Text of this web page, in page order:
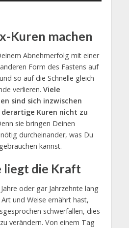
Kuren machen
Abnehmerfolg mit einer
Form des Fastens auf
so auf die Schnelle gleich
verlieren. Viele
sind sich inzwischen
derartige Kuren nicht zu
sie bringen Deinen
durcheinander, was Du
kannst.
liegt die Kraft
oder gar Jahrzehnte lang
und Weise ernährt hast,
schwerfallen, dies
verändern. Von einem Tag